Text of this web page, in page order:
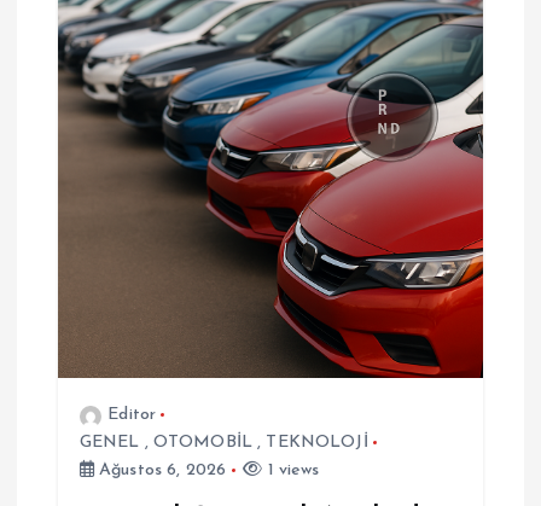
n
Editor
GENEL , OTOMOBİL , TEKNOLOJİ
Ağustos 6, 2026
1 views